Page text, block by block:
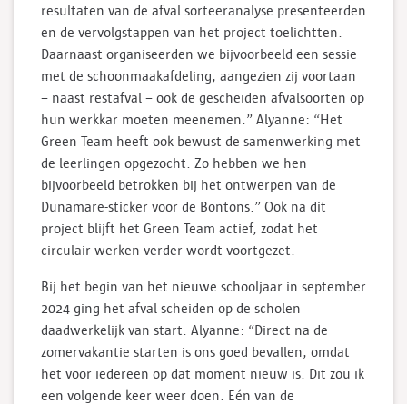
resultaten van de afval sorteeranalyse presenteerden
en de vervolgstappen van het project toelichtten.
Daarnaast organiseerden we bijvoorbeeld een sessie
met de schoonmaakafdeling, aangezien zij voortaan
– naast restafval – ook de gescheiden afvalsoorten op
hun werkkar moeten meenemen.” Alyanne: “Het
Green Team heeft ook bewust de samenwerking met
de leerlingen opgezocht. Zo hebben we hen
bijvoorbeeld betrokken bij het ontwerpen van de
Dunamare-sticker voor de Bontons.” Ook na dit
project blijft het Green Team actief, zodat het
circulair werken verder wordt voortgezet.
Bij het begin van het nieuwe schooljaar in september
2024 ging het afval scheiden op de scholen
daadwerkelijk van start. Alyanne: “Direct na de
zomervakantie starten is ons goed bevallen, omdat
het voor iedereen op dat moment nieuw is. Dit zou ik
een volgende keer weer doen. Eén van de